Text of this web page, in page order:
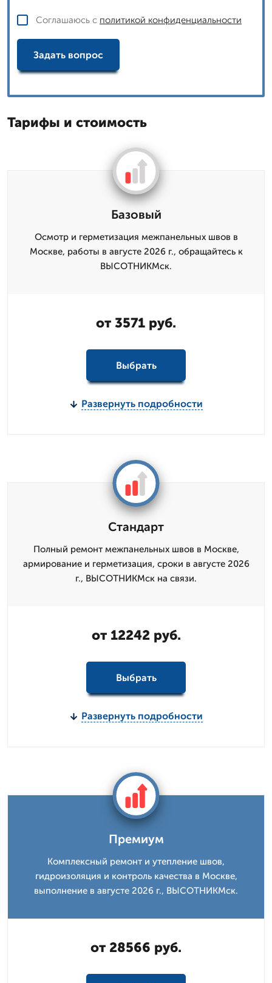
Соглашаюсь с политикой конфиденциальности
Задать вопрос
Тарифы и стоимость
Базовый
Осмотр и герметизация межпанельных швов в
Москве, работы в августе 2026 г., обращайтесь к
ВЫСОТНИКМск.
от 3571 руб.
Выбрать
Развернуть подробности
Стандарт
Полный ремонт межпанельных швов в Москве,
армирование и герметизация, сроки в августе 2026
г., ВЫСОТНИКМск на связи.
от 12242 руб.
Выбрать
Развернуть подробности
Премиум
Комплексный ремонт и утепление швов,
гидроизоляция и контроль качества в Москве,
выполнение в августе 2026 г., ВЫСОТНИКМск.
от 28566 руб.